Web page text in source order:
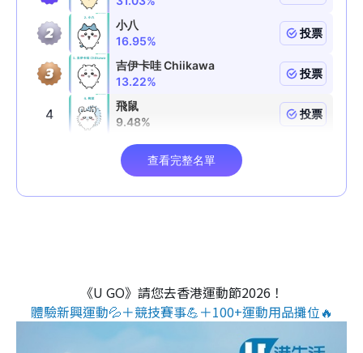
《U GO》請您去香港運動節2026！
體驗新興運動💦＋競技賽事💪＋100+運動用品攤位🔥